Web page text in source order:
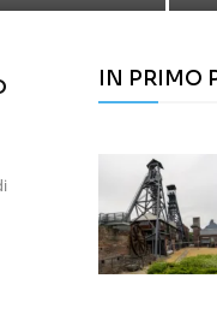
IN PRIMO